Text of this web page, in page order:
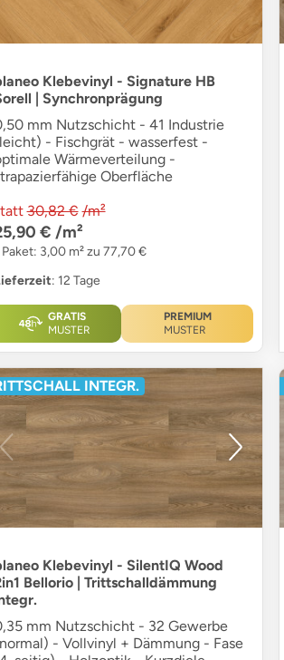
Klebevinyl - Signature HB
| Synchronprägung
mm Nutzschicht - 41 Industrie
- Fischgrät - wasserfest -
Wärmeverteilung -
Oberfläche
30,82 € /m²
€ /m²
Paket: 3,00 m² zu 77,70 €
: 12 Tage
GRATIS
MUSTER
PREMIUM
MUSTER
INTEGR.
Klebevinyl - SilentIQ Wood
Bellorio | Trittschalldämmung
mm Nutzschicht - 32 Gewerbe
- Vollvinyl + Dämmung - Fase